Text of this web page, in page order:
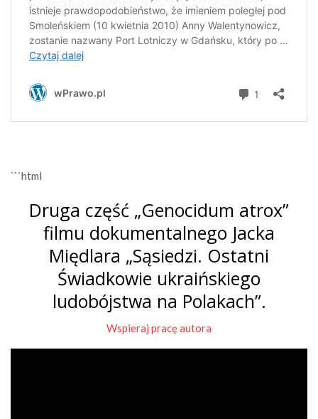
```html
Druga część „Genocidum atrox”
filmu dokumentalnego Jacka
Międlara „Sąsiedzi. Ostatni
Świadkowie ukraińskiego
ludobójstwa na Polakach”.
Wspieraj pracę autora